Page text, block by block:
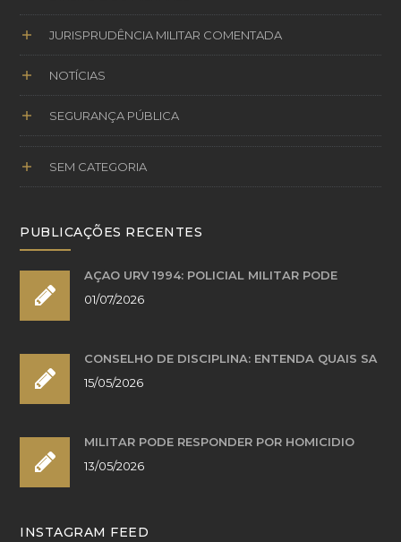
JURISPRUDÊNCIA MILITAR COMENTADA
NOTÍCIAS
SEGURANÇA PÚBLICA
SEM CATEGORIA
PUBLICAÇÕES RECENTES
AÇÃO URV 1994: POLICIAL MILITAR PODE
01/07/2026
CONSELHO DE DISCIPLINA: ENTENDA QUAIS SÃ
15/05/2026
MILITAR PODE RESPONDER POR HOMICÍDIO
13/05/2026
INSTAGRAM FEED